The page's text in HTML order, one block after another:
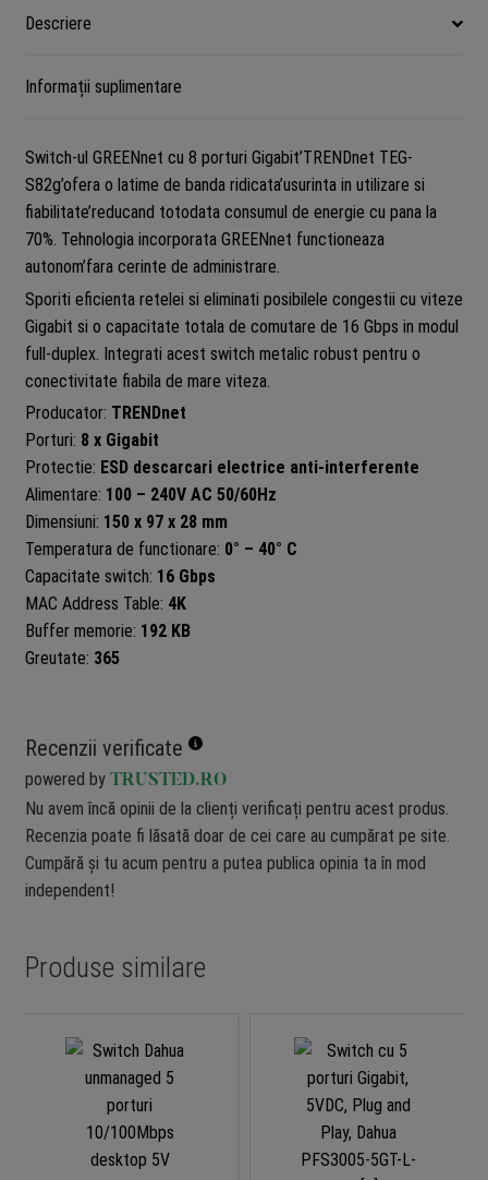
Descriere
Informații suplimentare
Switch-ul GREENnet cu 8 porturi Gigabit’TRENDnet TEG-
S82g’ofera o latime de banda ridicata’usurinta in utilizare si
fiabilitate’reducand totodata consumul de energie cu pana la
70%. Tehnologia incorporata GREENnet functioneaza
autonom’fara cerinte de administrare.
Sporiti eficienta retelei si eliminati posibilele congestii cu viteze
Gigabit si o capacitate totala de comutare de 16 Gbps in modul
full-duplex. Integrati acest switch metalic robust pentru o
conectivitate fiabila de mare viteza.
Producator: TRENDnet
Porturi: 8 x Gigabit
Protectie: ESD descarcari electrice anti-interferente
Alimentare: 100 – 240V AC 50/60Hz
Dimensiuni: 150 x 97 x 28 mm
Temperatura de functionare: 0° – 40° C
Capacitate switch: 16 Gbps
MAC Address Table: 4K
Buffer memorie: 192 KB
Greutate: 365
Recenzii verificate
powered by TRUSTED.RO
Nu avem încă opinii de la clienți verificați pentru acest produs.
Recenzia poate fi lăsată doar de cei care au cumpărat pe site.
Cumpără și tu acum pentru a putea publica opinia ta în mod
independent!
Produse similare